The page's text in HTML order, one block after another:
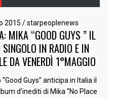
2015/ starpeoplenews
MIKA “GOOD GUYS ” IL
SINGOLO IN RADIO E IN
DA VENERDÌ 1°MAGGIO
“Good Guys” anticipa in Italia il
d’inediti di Mika “No Place